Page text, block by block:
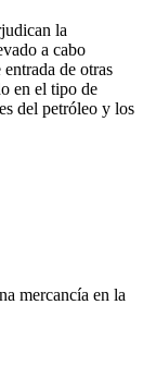
la
a cabo
de otras
en el tipo de
del petróleo y los
mercancía en la